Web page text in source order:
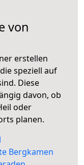
von
erstellen
speziell auf
Diese
davon, ob
oder
planen.
Bergkamen